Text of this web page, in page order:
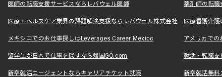
医師の転職支援サービスならレバウェル医師 薬剤師の転
医療・ヘルスケア業界の課題解決支援ならレバウェル株式会社 医療看護介
メキシコでのお仕事探しはLeverages Career Mexico アメリカで
留学生が日本で仕事を探すなら帰国GO.com 就活・転職
新卒就活エージェントならキャリアチケット就職 新卒就活無料